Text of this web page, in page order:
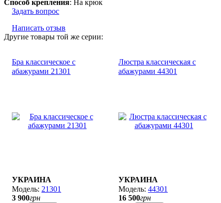
Способ крепления: На крюк
Задать вопрос
Написать отзыв
Другие товары той же серии:
Бра классическое с
абажурами 21301
УКРАИНА
21301
3 900грн
Люстра классическая с
абажурами 44301
УКРАИНА
44301
16 500грн